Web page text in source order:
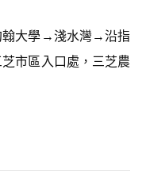
大學→淺水灣→沿指
市區入口處，三芝農